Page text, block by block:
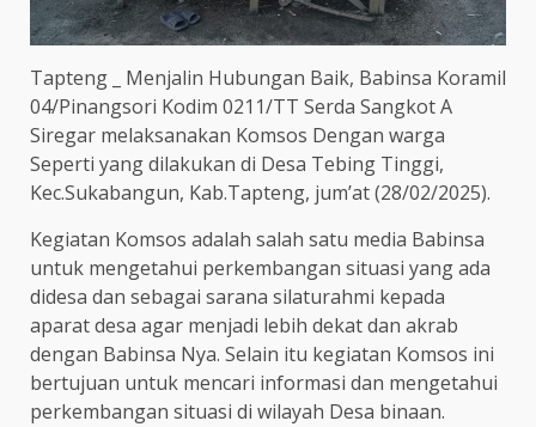
Tapteng _ Menjalin Hubungan Baik, Babinsa Koramil
04/Pinangsori Kodim 0211/TT Serda Sangkot A
Siregar melaksanakan Komsos Dengan warga
Seperti yang dilakukan di Desa Tebing Tinggi,
Kec.Sukabangun, Kab.Tapteng, jum’at (28/02/2025).
Kegiatan Komsos adalah salah satu media Babinsa
untuk mengetahui perkembangan situasi yang ada
didesa dan sebagai sarana silaturahmi kepada
aparat desa agar menjadi lebih dekat dan akrab
dengan Babinsa Nya. Selain itu kegiatan Komsos ini
bertujuan untuk mencari informasi dan mengetahui
perkembangan situasi di wilayah Desa binaan.